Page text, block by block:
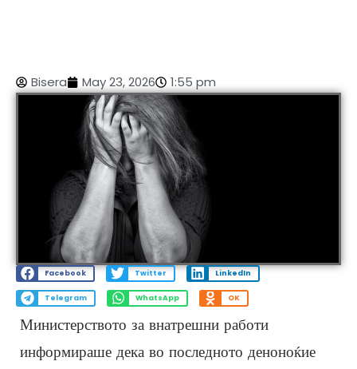
Bisera May 23, 2026 1:55 pm
Facebook Twitter LinkedIn
Telegram WhatsApp OK
Министерството за внатрешни работи
информираше дека во последното деноноќие